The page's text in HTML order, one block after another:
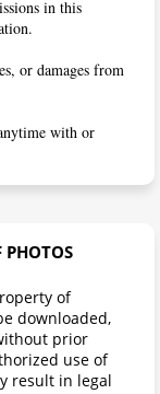
in this
or damages from
with or
PHOTOS
of
downloaded,
prior
use of
result in legal